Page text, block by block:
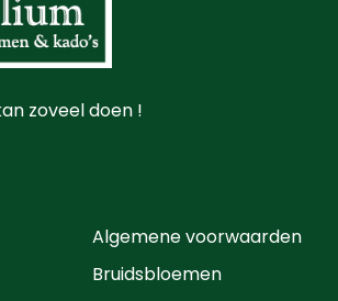
zoveel doen !
Algemene voorwaarden
Bruidsbloemen